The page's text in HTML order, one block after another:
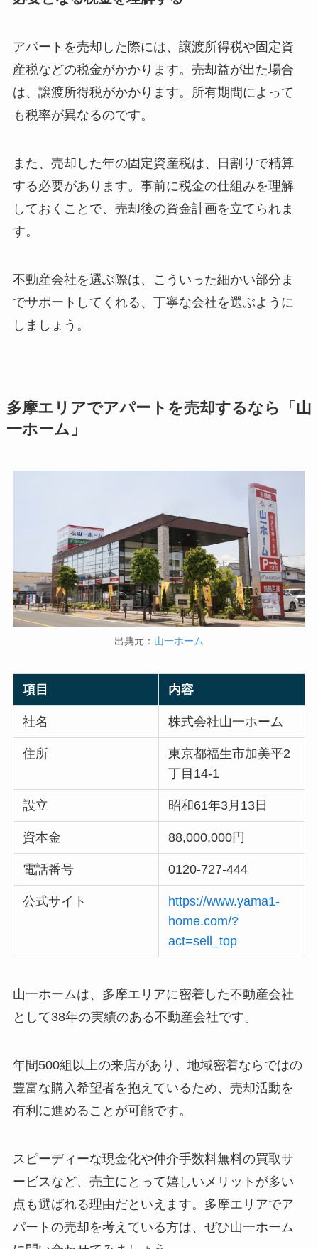
アパートを売却した際には、譲渡所得税や固定資
産税などの税金がかかります。売却益が出た場合
は、譲渡所得税がかかります。所有期間によって
も税率が異なるのです。
また、売却した年の固定資産税は、日割りで精算
する必要があります。事前に税金の仕組みを理解
しておくことで、売却後の資金計画を立てられま
す。
不動産会社を選ぶ際は、こういった細かい部分ま
でサポートしてくれる、丁寧な会社を選ぶように
しましょう。
多摩エリアでアパートを売却するなら「山
一ホーム」
出典元： 山一ホーム
項目 内容
社名 株式会社山一ホーム
住所
東京都福生市加美平2
丁目14-1
設立 昭和61年3月13日
資本金 88,000,000円
電話番号 0120-727-444
公式サイト
https://www.yama1-
home.com/?
act=sell_top
山一ホームは、多摩エリアに密着した不動産会社
として38年の実績のある不動産会社です。
年間500組以上の来店があり、地域密着ならではの
豊富な購入希望者を抱えているため、売却活動を
有利に進めることが可能です。
スピーディーな現金化や仲介手数料無料の買取サ
ービスなど、売主にとって嬉しいメリットが多い
点も選ばれる理由だといえます。多摩エリアでア
パートの売却を考えている方は、ぜひ山一ホーム